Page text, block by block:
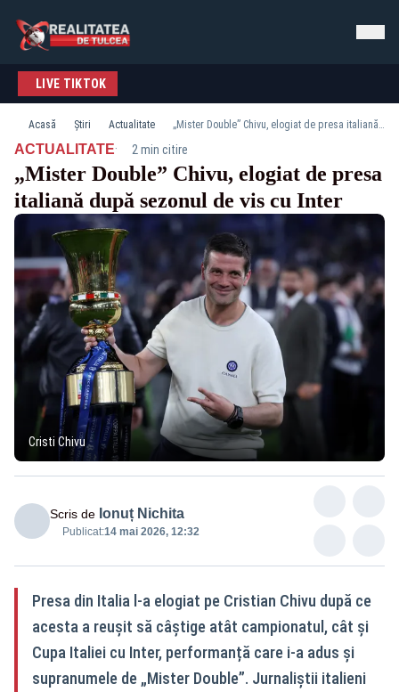
LIVE TIKTOK
Acasă Știri Actualitate „Mister Double” Chivu, elogiat de presa italiană după sezonul de vis cu Inter
ACTUALITATE· 2 min citire
„Mister Double” Chivu, elogiat de presa
italiană după sezonul de vis cu Inter
Cristi Chivu
Scris de Ionuț Nichita
Publicat:14 mai 2026, 12:32
Presa din Italia l-a elogiat pe Cristian Chivu după ce
acesta a reușit să câștige atât campionatul, cât și
Cupa Italiei cu Inter, performanță care i-a adus și
supranumele de „Mister Double”. Jurnaliștii italieni